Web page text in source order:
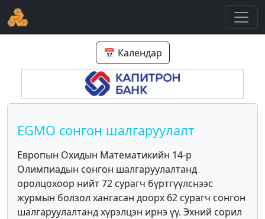
📅 Календар
EGMO сонгон шалгаруулалт
Европын Охидын Математикийн 14-р
Олимпиадын сонгон шалгаруулалтанд
оролцохоор нийт 72 сурагч бүртгүүлснээс
журмын болзол хангасан доорх 62 сурагч сонгон
шалгаруулалтанд хүрэлцэн ирнэ үү. Эхний сорил